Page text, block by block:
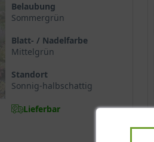
Belaubung
Sommergrün
Blatt- / Nadelfarbe
Mittelgrün
Standort
Sonnig-halbschattig
Lieferbar